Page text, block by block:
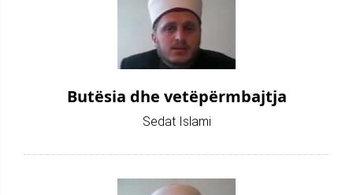
Butësia dhe vetëpërmbajtja
Sedat Islami